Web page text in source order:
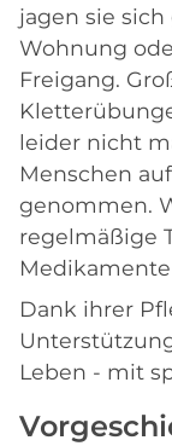
jagen sie
Wohnung
Freigang.
leider nicht
Menschen
genommen.
regelmäßige
Dank ihrer
Leben - mit